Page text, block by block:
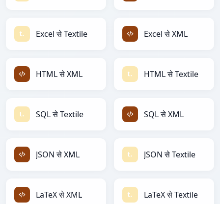
Excel से Textile Excel से XML
HTML से XML HTML से Textile
SQL से Textile SQL से XML
JSON से XML JSON से Textile
LaTeX से XML LaTeX से Textile